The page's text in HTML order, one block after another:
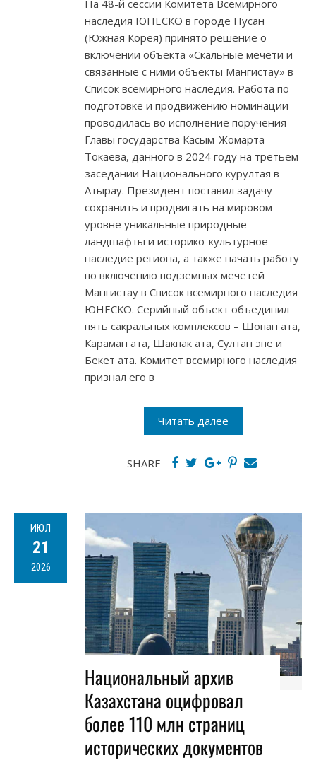
На 48-й сессии Комитета Всемирного
наследия ЮНЕСКО в городе Пусан
(Южная Корея) принято решение о
включении объекта «Скальные мечети и
связанные с ними объекты Мангистау» в
Список всемирного наследия. Работа по
подготовке и продвижению номинации
проводилась во исполнение поручения
Главы государства Касым-Жомарта
Токаева, данного в 2024 году на третьем
заседании Национального курултая в
Атырау. Президент поставил задачу
сохранить и продвигать на мировом
уровне уникальные природные
ландшафты и историко-культурное
наследие региона, а также начать работу
по включению подземных мечетей
Мангистау в Список всемирного наследия
ЮНЕСКО. Серийный объект объединил
пять сакральных комплексов – Шопан ата,
Караман ата, Шакпак ата, Султан эпе и
Бекет ата. Комитет всемирного наследия
признал его в
Читать далее
SHARE
ИЮЛ
21
2026
Национальный архив
Казахстана оцифровал
более 110 млн страниц
исторических документов